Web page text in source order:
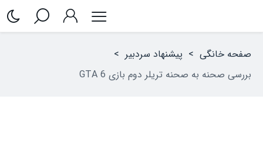
صفحه خانگی > پیشنهاد سردبیر >
بررسی صحنه‌ به‌ صحنه تریلر دوم بازی GTA 6